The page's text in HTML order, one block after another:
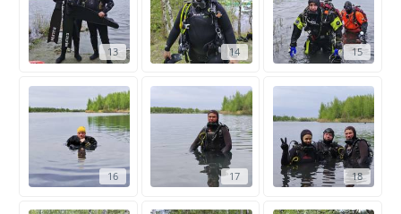
13 14 15
16 17 18